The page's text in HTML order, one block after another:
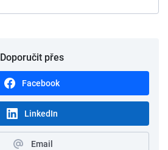
Doporučit přes
Facebook
LinkedIn
Email